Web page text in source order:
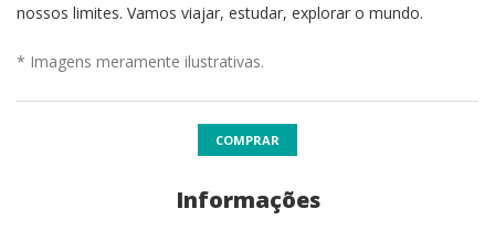
nossos limites. Vamos viajar, estudar, explorar o mundo.
* Imagens meramente ilustrativas.
COMPRAR
Informações